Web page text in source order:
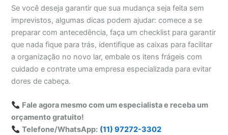
Se você deseja garantir que sua mudança seja feita sem
imprevistos, algumas dicas podem ajudar: comece a se
preparar com antecedência, faça um checklist para garantir
que nada fique para trás, identifique as caixas para facilitar
a organização no novo lar, embale os itens frágeis com
cuidado e contrate uma empresa especializada para evitar
dores de cabeça.
Fale agora mesmo com um especialista e receba um
orçamento gratuito!
Telefone/WhatsApp: (11) 97272-3302